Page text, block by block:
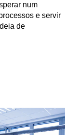
num
e servir
de